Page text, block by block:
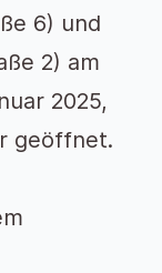
6) und
2) am
2025,
geöffnet.